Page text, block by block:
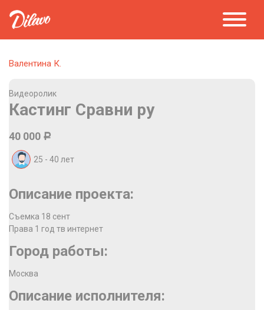
Валентина К.
Видеоролик
Кастинг Сравни ру
40 000 Р
25 - 40 лет
Описание проекта:
Съемка 18 сент
Права 1 год тв интернет
Город работы:
Москва
Описание исполнителя: